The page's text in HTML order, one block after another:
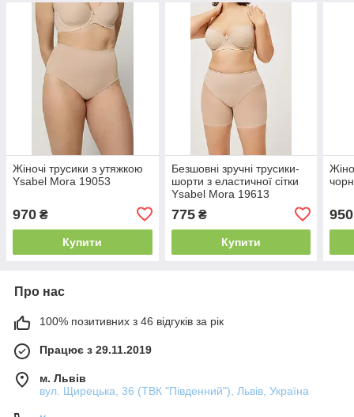
Жіночі трусики з утяжкою
Ysabel Mora 19053
970 ₴
Купити
Безшовні зручні трусики-
шорти з еластичної сітки
Ysabel Mora 19613
775₴
Купити
950
Про нас
100% позитивних з 46 відгуків за рік
Працює з 29.11.2019
м. Львів
вул. Щирецька, 36 (ТВК "Південний"), Львів, Україна